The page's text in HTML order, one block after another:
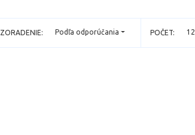
POČET: 12
ZORADENIE: Podľa odporúčania